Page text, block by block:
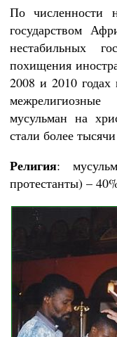
По численности
государством
нестабильных
похищения
2008 и 2010
мусульман на
стали более
Религия:
протестанты) –